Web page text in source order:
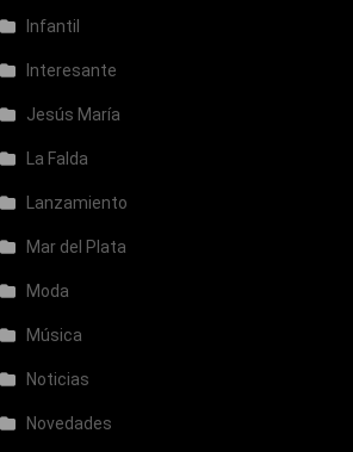
Infantil
Interesante
Jesús María
La Falda
Lanzamiento
Mar del Plata
Moda
Música
Noticias
Novedades